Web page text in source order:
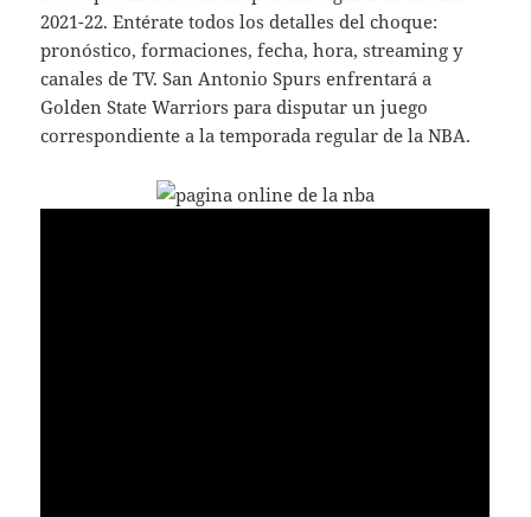
2021-22. Entérate todos los detalles del choque:
pronóstico, formaciones, fecha, hora, streaming y
canales de TV. San Antonio Spurs enfrentará a
Golden State Warriors para disputar un juego
correspondiente a la temporada regular de la NBA.